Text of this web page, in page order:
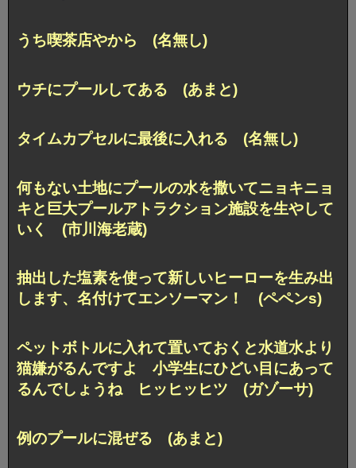
うち喫茶店やから (名無し)
ウチにプールしてある (あまと)
タイムカプセルに最後に入れる (名無し)
何もない土地にプールの水を撒いてニョキニョ
キと巨大プールアトラクション施設を生やして
いく (市川海老蔵)
抽出した塩素を使って新しいヒーローを生み出
します、名付けてエンソーマン！ (ペペンs)
ペットボトルに入れて置いておくと水道水より
猫嫌がるんですよ 小学生にひどい目にあって
るんでしょうね ヒッヒッヒツ (ガゾーサ)
例のプールに混ぜる (あまと)